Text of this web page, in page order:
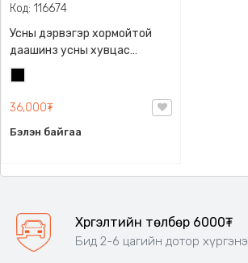
Код: 116674
Усны дэрвэгэр хормойтой
даашинз усны хувцас
купалник
36,000₮
Бэлэн байгаа
Хүргэлтийн төлбөр 6000₮
Бид 2-6 цагийн дотор хүргэнэ